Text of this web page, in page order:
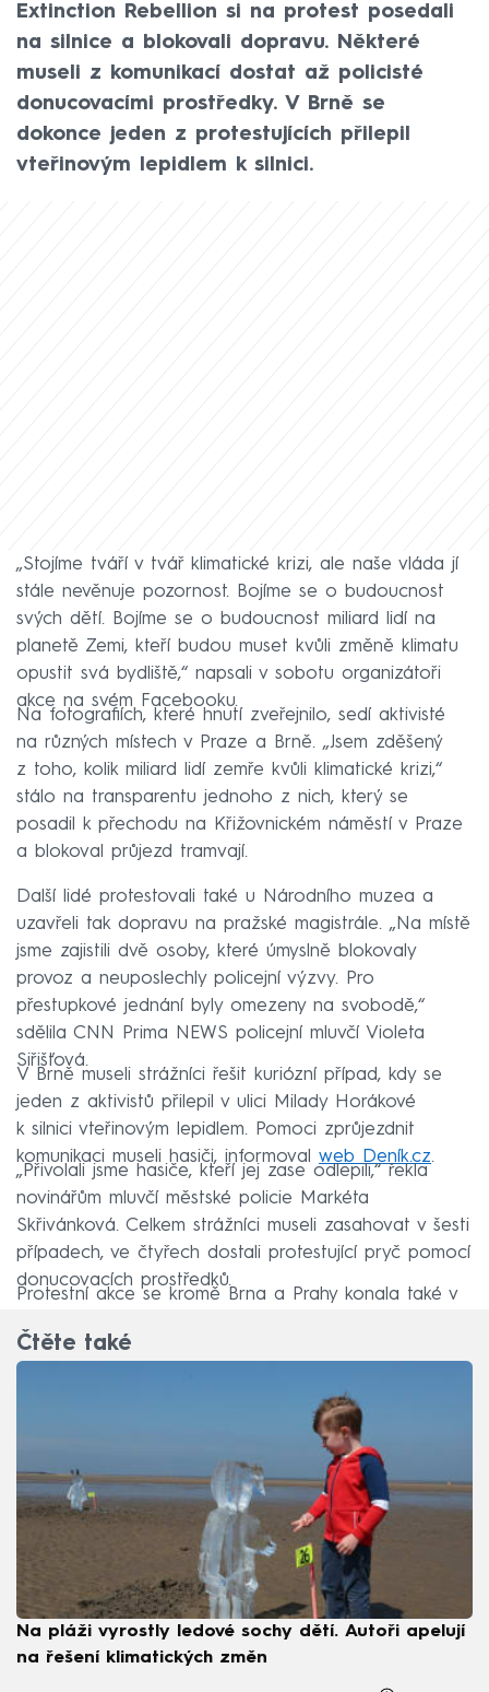
Extinction Rebellion si na protest posedali
na silnice a blokovali dopravu. Některé
museli z komunikací dostat až policisté
donucovacími prostředky. V Brně se
dokonce jeden z protestujících přilepil
vteřinovým lepidlem k silnici.
„Stojíme tváří v tvář klimatické krizi, ale naše vláda jí
stále nevěnuje pozornost. Bojíme se o budoucnost
svých dětí. Bojíme se o budoucnost miliard lidí na
planetě Zemi, kteří budou muset kvůli změně klimatu
opustit svá bydliště,“ napsali v sobotu organizátoři
akce na svém Facebooku.
Na fotografiích, které hnutí zveřejnilo, sedí aktivisté
na různých místech v Praze a Brně. „Jsem zděšený
z toho, kolik miliard lidí zemře kvůli klimatické krizi,“
stálo na transparentu jednoho z nich, který se
posadil k přechodu na Křižovnickém náměstí v Praze
a blokoval průjezd tramvají.
Další lidé protestovali také u Národního muzea a
uzavřeli tak dopravu na pražské magistrále. „Na místě
jsme zajistili dvě osoby, které úmyslně blokovaly
provoz a neuposlechly policejní výzvy. Pro
přestupkové jednání byly omezeny na svobodě,“
sdělila CNN Prima NEWS policejní mluvčí Violeta
Siřišťová.
V Brně museli strážníci řešit kuriózní případ, kdy se
jeden z aktivistů přilepil v ulici Milady Horákové
k silnici vteřinovým lepidlem. Pomoci zprůjezdnit
komunikaci museli hasiči, informoval web Deník.cz.
„Přivolali jsme hasiče, kteří jej zase odlepili,“ řekla
novinářům mluvčí městské policie Markéta
Skřivánková. Celkem strážníci museli zasahovat v šesti
případech, ve čtyřech dostali protestující pryč pomocí
donucovacích prostředků.
Protestní akce se kromě Brna a Prahy konala také v
Čtěte také
Na pláži vyrostly ledové sochy dětí. Autoři apelují
na řešení klimatických změn